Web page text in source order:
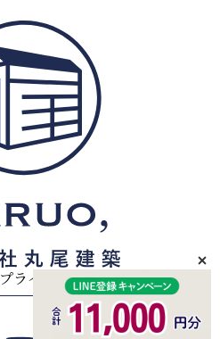
プライバシーポリシー